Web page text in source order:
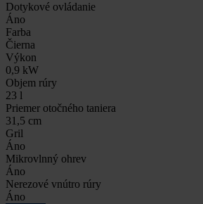
Dotykové ovládanie
Áno
Farba
Čierna
Výkon
0,9 kW
Objem rúry
23 l
Priemer otočného taniera
31,5 cm
Gril
Áno
Mikrovlnný ohrev
Áno
Nerezové vnútro rúry
Áno